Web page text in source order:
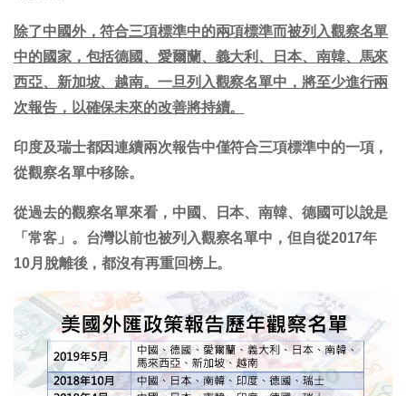
除了中國外，符合三項標準中的兩項標準而被列入觀察名單
中的國家，包括德國、愛爾蘭、義大利、日本、南韓、馬來
西亞、新加坡、越南。一旦列入觀察名單中，將至少進行兩
次報告，以確保未來的改善將持續。
印度及瑞士都因連續兩次報告中僅符合三項標準中的一項，
從觀察名單中移除。
從過去的觀察名單來看，中國、日本、南韓、德國可以說是
「常客」。台灣以前也被列入觀察名單中，但自從2017年
10月脫離後，都沒有再重回榜上。